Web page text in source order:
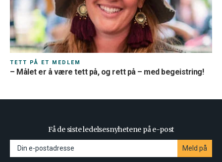
TETT PÅ ET MEDLEM
– Målet er å være tett på, og rett på – med begeistring!
Få de siste ledelsesnyhetene på e-post
Meld på